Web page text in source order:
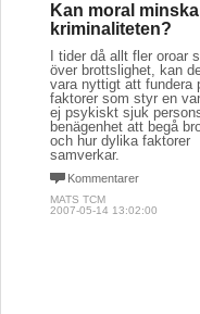
Kan moral minska
kriminaliteten?
I tider då allt fler oroar
över brottslighet, kan
vara nyttigt att fundera
faktorer som styr en
ej psykiskt sjuk
benägenhet att begå
och hur dylika faktorer
samverkar.
Kommentarer
MATS TCM
2007-05-14 13:02:00